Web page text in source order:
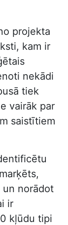
projekta
kam ir
nekādi
tiek
vairāk par
saistītiem
un norādot
ir
kļūdu tipi